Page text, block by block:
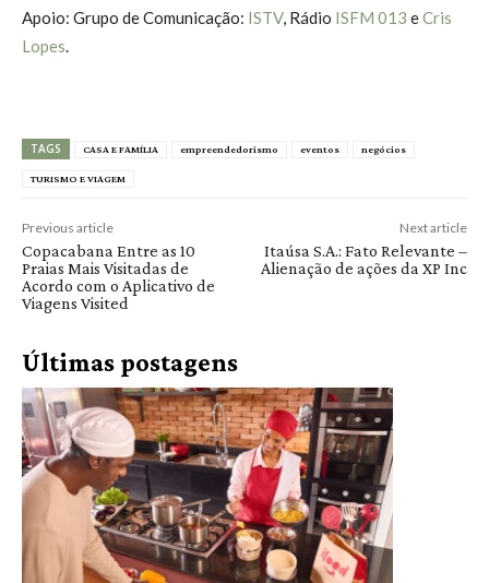
Apoio: Grupo de Comunicação: ISTV, Rádio ISFM 013 eCris
Lopes
TAGS CASA E FAMÍLIA empreendedorismo eventos negócios
TURISMO E VIAGEM
Previous article
Copacabana Entre as 10
Praias Mais Visitadas de
Acordo com o Aplicativo de
Viagens Visited
Next article
Itaúsa S.A.: Fato Relevante –
Alienação de ações da XP Inc
Últimas postagens